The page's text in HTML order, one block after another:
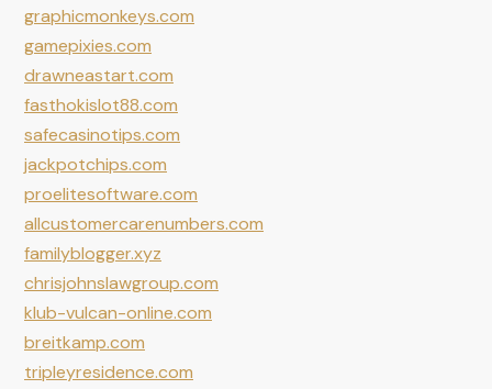
graphicmonkeys.com
gamepixies.com
drawneastart.com
fasthokislot88.com
safecasinotips.com
jackpotchips.com
proelitesoftware.com
allcustomercarenumbers.com
familyblogger.xyz
chrisjohnslawgroup.com
klub-vulcan-online.com
breitkamp.com
tripleyresidence.com